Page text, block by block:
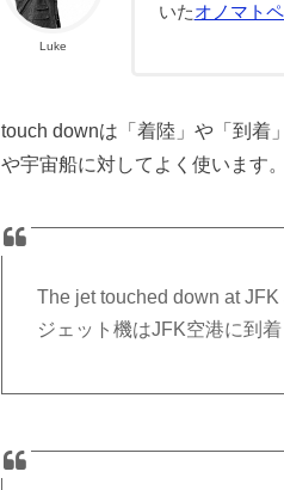
Luke
いたオノマト
touch downは「着陸」や「到着
や宇宙船に対してよく使います。
The jet touched down at JFK
ジェット機はJFK空港に到着